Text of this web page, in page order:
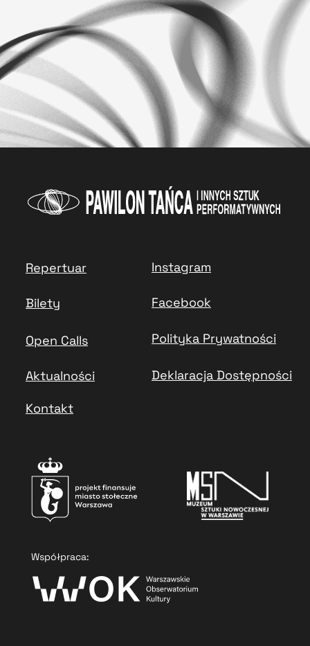
Repertuar
Współpraca:
Bilety
Open Calls
Kontakt
Aktualności
Polityka Prywatności
Deklaracja Dostępności
Instagram
Facebook